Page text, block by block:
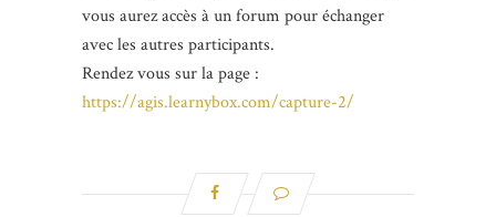
vous aurez accès à un forum pour échanger
avec les autres participants.
Rendez vous sur la page :
https://agis.learnybox.com/capture-2/